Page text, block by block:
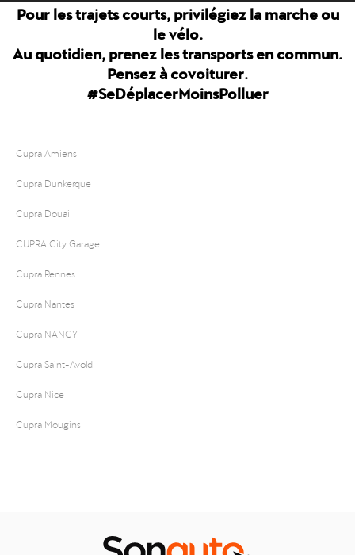
Pour les trajets courts, privilégiez la marche ou
le vélo.
Au quotidien, prenez les transports en commun.
Pensez à covoiturer.
#SeDéplacerMoinsPolluer
Cupra Amiens
Cupra Dunkerque
Cupra Douai
CUPRA City Garage
Cupra Rennes
Cupra Nantes
Cupra NANCY
Cupra Saint-Avold
Cupra Nice
Cupra Mougins